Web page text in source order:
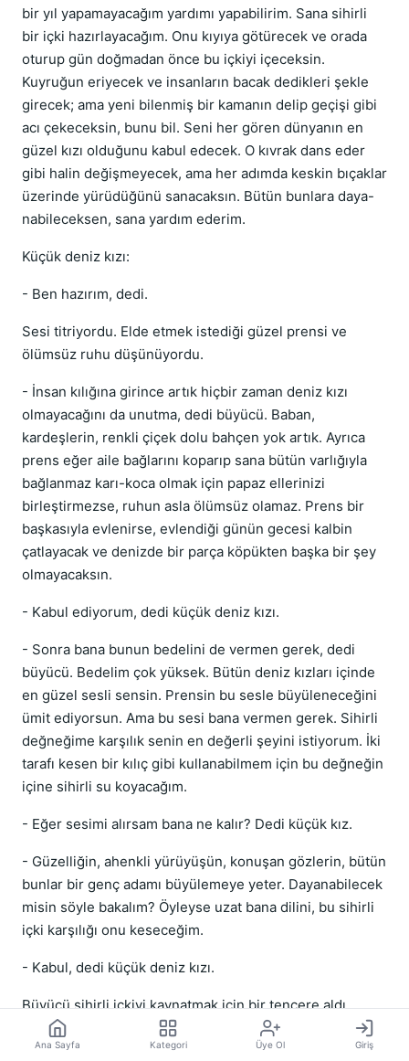
bir yıl yapamayacağım yardımı yapabilirim. Sana sihirli
bir içki hazırlayacağım. Onu kıyıya götürecek ve orada
oturup gün doğmadan önce bu içkiyi içeceksin.
Kuyruğun eriyecek ve insanların bacak dedikleri şekle
girecek; ama yeni bilenmiş bir kamanın delip geçişi gibi
acı çekeceksin, bunu bil. Seni her gören dünyanın en
güzel kızı olduğunu kabul edecek. O kıvrak dans eder
gibi halin değişmeyecek, ama her adımda keskin bıçaklar
üzerinde yürüdüğünü sanacaksın. Bütün bunlara daya-
nabileceksen, sana yardım ederim.
Küçük deniz kızı:
- Ben hazırım, dedi.
Sesi titriyordu. Elde etmek istediği güzel prensi ve
ölümsüz ruhu düşünüyordu.
- İnsan kılığına girince artık hiçbir zaman deniz kızı
olmayacağını da unutma, dedi büyücü. Baban,
kardeşlerin, renkli çiçek dolu bahçen yok artık. Ayrıca
prens eğer aile bağlarını koparıp sana bütün varlığıyla
bağlanmaz karı-koca olmak için papaz ellerinizi
birleştirmezse, ruhun asla ölümsüz olamaz. Prens bir
başkasıyla evlenirse, evlendiği günün gecesi kalbin
çatlayacak ve denizde bir parça köpükten başka bir şey
olmayacaksın.
- Kabul ediyorum, dedi küçük deniz kızı.
- Sonra bana bunun bedelini de vermen gerek, dedi
büyücü. Bedelim çok yüksek. Bütün deniz kızları içinde
en güzel sesli sensin. Prensin bu sesle büyüleneceğini
ümit ediyorsun. Ama bu sesi bana vermen gerek. Sihirli
değneğime karşılık senin en değerli şeyini istiyorum. İki
tarafı kesen bir kılıç gibi kullanabilmem için bu değneğin
içine sihirli su koyacağım.
- Eğer sesimi alırsam bana ne kalır? Dedi küçük kız.
- Güzelliğin, ahenkli yürüyüşün, konuşan gözlerin, bütün
bunlar bir genç adamı büyülemeye yeter. Dayanabilecek
misin söyle bakalım? Öyleyse uzat bana dilini, bu sihirli
içki karşılığı onu keseceğim.
- Kabul, dedi küçük deniz kızı.
Büyücü sihirli içkiyi kaynatmak için bir tencere aldı.
Temizlik ne güzel şey, dedi ve bir avuç su yosunu alarak
tencerenin içini sildi... Sonra tencereye sihirli deniz
Ana Sayfa Kategori Üye Ol Giriş